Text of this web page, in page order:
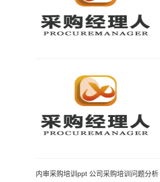
内审采购培训ppt 公司采购培训问题分析